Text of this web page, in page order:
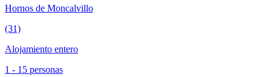
Hornos de Moncalvillo
(31)
Alojamiento entero
1 - 15 personas